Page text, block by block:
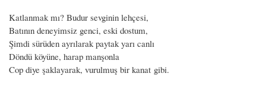
Katlanmak mı? Budur sevginin lehçesi,
Batının deneyimsiz genci, eski dostum,
Şimdi sürüden ayrılarak paytak yarı canlı
Döndü köyüne, harap manşonla
Cop diye şaklayarak, vurulmuş bir kanat gibi.